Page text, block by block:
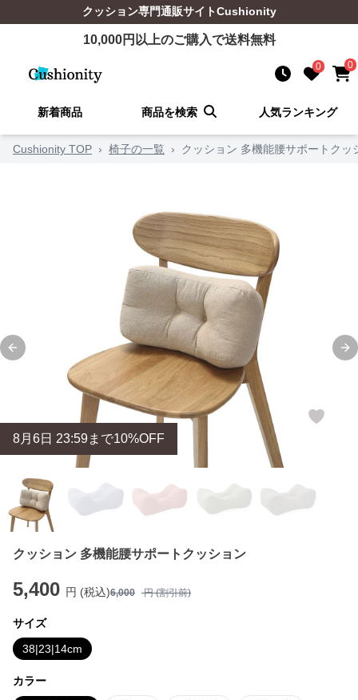
クッション専門通販サイトCushionity
10,000円以上のご購入で送料無料
0 0
新着商品 商品を検索 人気ランキング
Cushionity TOP › 椅子の一覧 › クッション 多機能腰サポートクッ
Previous slide
8月 6日 23:59まで10%OFF
クッション 多機能腰サポートクッション
5,400 円 (税込)6,000 円 (割引前)
サイズ
38|23|14cm
カラー